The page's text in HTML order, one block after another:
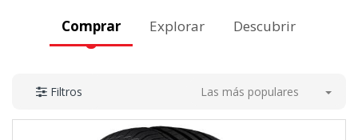
Comprar Explorar Descubrir
Filtros Las más populares